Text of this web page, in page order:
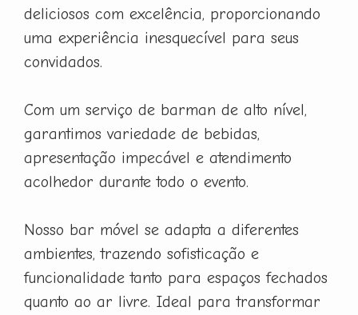
deliciosos com excelência, proporcionando
uma experiência inesquecível para seus
convidados.
Com um serviço de barman de alto nível,
garantimos variedade de bebidas,
apresentação impecável e atendimento
acolhedor durante todo o evento.
Nosso bar móvel se adapta a diferentes
ambientes, trazendo sofisticação e
funcionalidade tanto para espaços fechados
quanto ao ar livre. Ideal para transformar